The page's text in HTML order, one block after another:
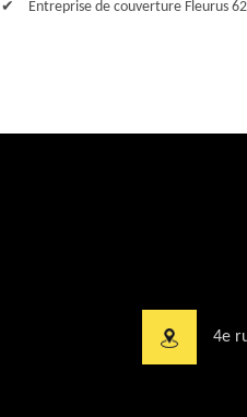
Entreprise de couverture Fleurus
4e